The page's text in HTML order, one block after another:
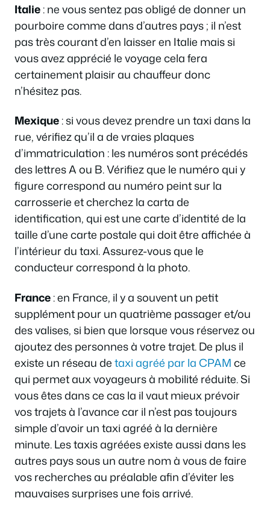
Italie: ne vous sentez pas obligé de donner un
pourboire comme dans d’autres pays ; il n’est
pas très courant d’en laisser en Italie mais si
vous avez apprécié le voyage cela fera
certainement plaisir au chauffeur donc
n’hésitez pas.
Mexique: si vous devez prendre un taxi dans la
rue, vérifiez qu’il a de vraies plaques
d’immatriculation : les numéros sont précédés
des lettres A ou B. Vérifiez que le numéro qui y
figure correspond au numéro peint sur la
carrosserie et cherchez la carta de
identification, qui est une carte d’identité de la
taille d’une carte postale qui doit être affichée à
l’intérieur du taxi. Assurez-vous que le
conducteur correspond à la photo.
France: en France, il y a souvent un petit
supplément pour un quatrième passager et/ou
des valises, si bien que lorsque vous réservez ou
ajoutez des personnes à votre trajet. De plus il
existe un réseau detaxi agréé par la CPAMce
qui permet aux voyageurs à mobilité réduite. Si
vous êtes dans ce cas la il vaut mieux prévoir
vos trajets à l’avance car il n’est pas toujours
simple d’avoir un taxi agréé à la dernière
minute. Les taxis agréées existe aussi dans les
autres pays sous un autre nom à vous de faire
vos recherches au préalable afin d’éviter les
mauvaises surprises une fois arrivé.